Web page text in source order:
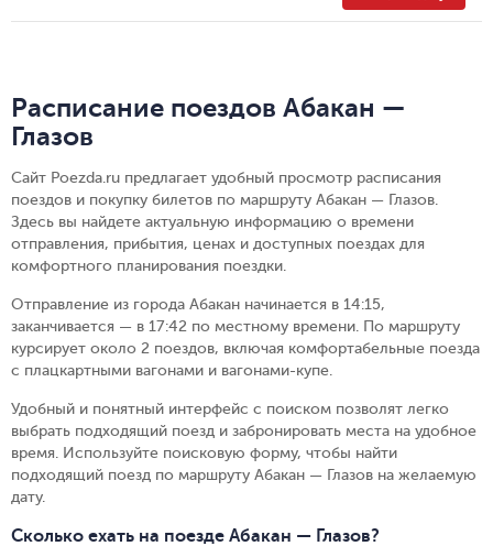
Расписание поездов Абакан —
Глазов
Сайт Poezda.ru предлагает удобный просмотр расписания
поездов и покупку билетов по маршруту Абакан — Глазов.
Здесь вы найдете актуальную информацию о времени
отправления, прибытия, ценах и доступных поездах для
комфортного планирования поездки.
Отправление из города Абакан начинается в 14:15,
заканчивается — в 17:42 по местному времени. По маршруту
курсирует около 2 поездов, включая комфортабельные поезда
с плацкартными вагонами и вагонами-купе.
Удобный и понятный интерфейс с поиском позволят легко
выбрать подходящий поезд и забронировать места на удобное
время. Используйте поисковую форму, чтобы найти
подходящий поезд по маршруту Абакан — Глазов на желаемую
дату.
Сколько ехать на поезде Абакан — Глазов?